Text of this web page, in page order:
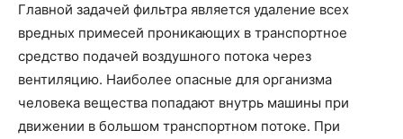
Главной задачей фильтра является удаление всех
вредных примесей проникающих в транспортное
средство подачей воздушного потока через
вентиляцию. Наиболее опасные для организма
человека вещества попадают внутрь машины при
движении в большом транспортном потоке. При